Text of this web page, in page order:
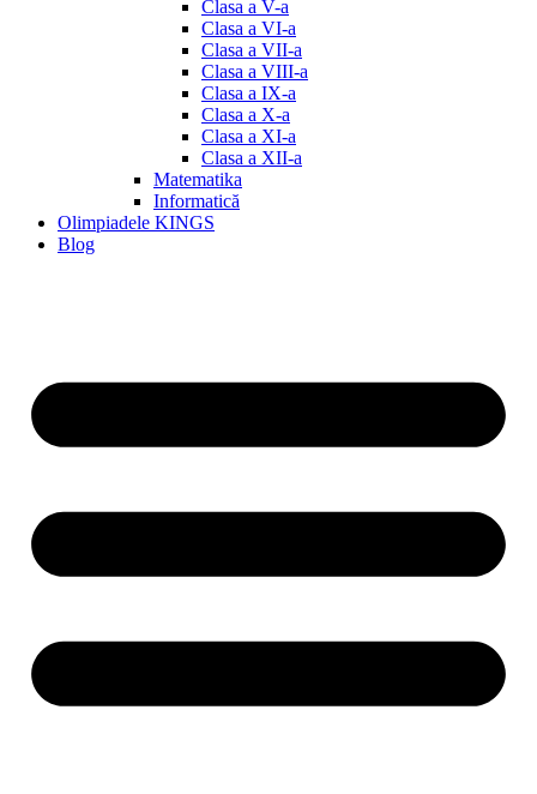
Clasa a V-a
Clasa a VI-a
Clasa a VII-a
Clasa a VIII-a
Clasa a IX-a
Clasa a X-a
Clasa a XI-a
Clasa a XII-a
Matematika
Informatică
Olimpiadele KINGS
Blog